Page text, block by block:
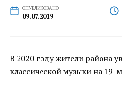
ОПУБЛИКОВАНО
09.07.2019
В 2020 году жители района
классической музыки на 19-